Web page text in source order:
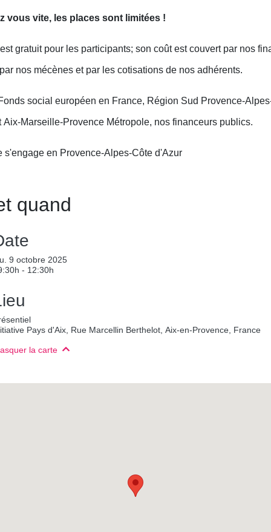
vous vite, les places sont limitées !
gratuit pour les participants; son coût est couvert par nos
nos mécènes et par les cotisations de nos adhérents.
social européen en France, Région Sud Provence-
Marseille-Provence Métropole, nos financeurs publics.
s'engage en Provence-Alpes-Côte d'Azur
quand
9 octobre 2025
- 12:30h
Pays d'Aix, Rue Marcellin Berthelot, Aix-en-Provence, France
la carte